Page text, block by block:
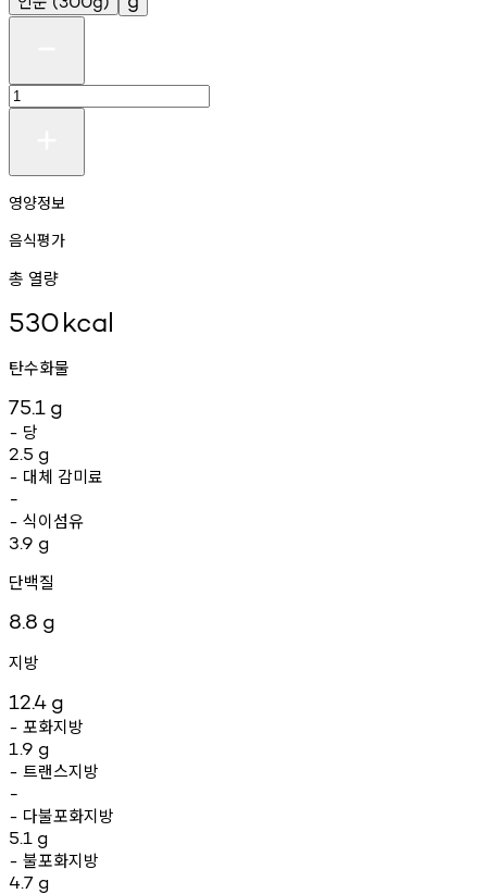
영양정보
음식평가
총 열량
530kcal
탄수화물
75.1 g
- 당
2.5 g
- 대체 감미료
-
- 식이섬유
3.9 g
단백질
8.8 g
지방
12.4 g
- 포화지방
1.9 g
- 트랜스지방
-
- 다불포화지방
5.1 g
- 불포화지방
4.7 g